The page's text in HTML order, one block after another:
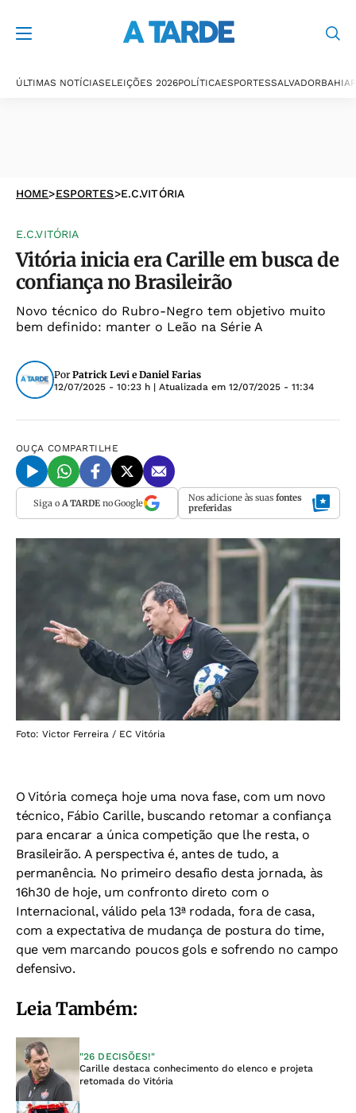
ÚLTIMAS NOTÍCIASELEIÇÕES 2026POLÍTICAESPORTESSALVADORBAHIA
HOME>ESPORTES>E.C.VITÓRIA
E.C.VITÓRIA
Vitória inicia era Carille em busca de
confiança no Brasileirão
Novo técnico do Rubro-Negro tem objetivo muito
bem definido: manter o Leão na Série A
Por Patrick Levi e Daniel Farias
12/07/2025 - 10:23 h | Atualizada em 12/07/2025 - 11:34
OUÇA COMPARTILHE
Siga o A TARDEno Google Nos adicione às suas fontes
preferidas
Foto: Victor Ferreira / EC Vitória
O Vitória começa hoje uma nova fase, com um novo
técnico, Fábio Carille, buscando retomar a confiança
para encarar a única competição que lhe resta, o
Brasileirão. A perspectiva é, antes de tudo, a
permanência. No primeiro desafio desta jornada, às
16h30 de hoje, um confronto direto com o
Internacional, válido pela 13ª rodada, fora de casa,
com a expectativa de mudança de postura do time,
que vem marcando poucos gols e sofrendo no campo
defensivo.
Leia Também:
"26 DECISÕES!"
Carille destaca conhecimento do elenco e projeta
retomada do Vitória